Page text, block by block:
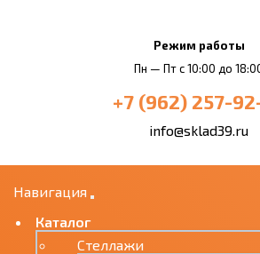
Режим работы
Пн — Пт с 10:00 до
+7 (962) 257-
info@sklad39.ru
Навигация
Каталог
Стеллажи